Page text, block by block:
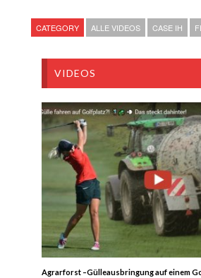
CATEGORY ALLE VIDEOS CASE IH
VIDEOS
Agrarforst –Gülleausbringung auf einem